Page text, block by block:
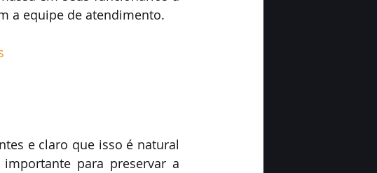
a equipe de atendimento.
e claro que isso é natural
para preservar a